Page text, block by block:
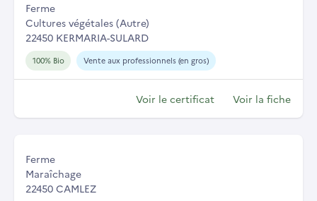
Ferme
Cultures végétales (Autre)
22450 KERMARIA-SULARD
100% Bio Vente aux professionnels (en gros)
Voir le certificat Voir la fiche
Ferme
Maraîchage
22450 CAMLEZ